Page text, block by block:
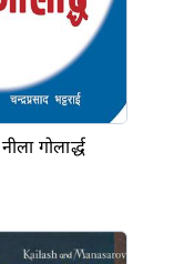
नीला गोलार्द्ध